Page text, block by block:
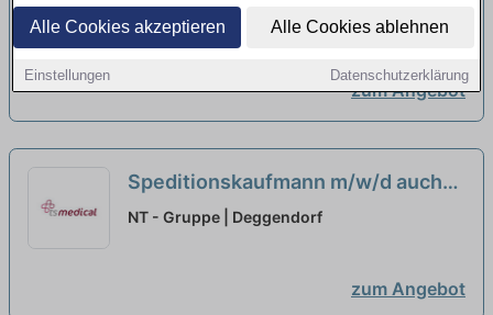
Alle Cookies akzeptieren Alle Cookies ablehnen
Einstellungen Datenschutzerklärung
(m/w/d) Teilzeit
ray facility management group | Deggendorf
zum Angebot
Speditionskaufmann m/w/d auch
Quereinsteiger neu
NT - Gruppe | Deggendorf
zum Angebot